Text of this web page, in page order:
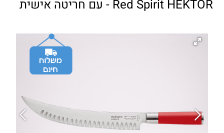
Red Spirit HEKTOR - עם חריטה אישית